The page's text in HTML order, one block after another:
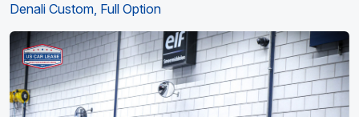
Denali Custom, Full Option